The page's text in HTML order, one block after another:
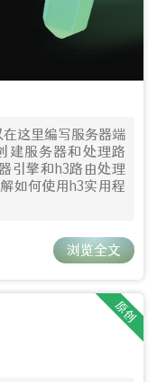
这里编写服务器端
建服务器和处理路
引擎和h3路由处理
如何使用h3实用程
浏览全文
原创